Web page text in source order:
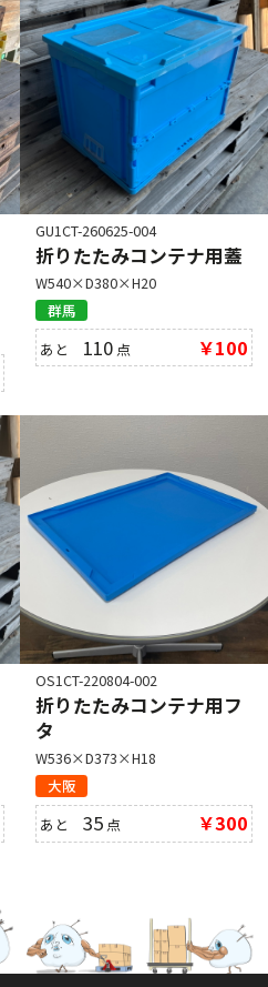
GU1CT-260625-004
折りたたみコンテナ用蓋
W540×D380×H20
群馬
あと 110 点 ￥100
OS1CT-220804-002
折りたたみコンテナ用フ
タ
W536×D373×H18
大阪
あと35 点 ￥300